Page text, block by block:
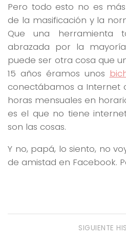
Pero todo esto no es
de la masificación y la
Que una
abrazada por la
puede ser otra cosa que
15 años éramos unos
conectábamos a Internet
horas mensuales en
es el que no tiene
son las cosas.
Y no, papá, lo siento, no
de amistad en Facebook.
SIGUIENTE